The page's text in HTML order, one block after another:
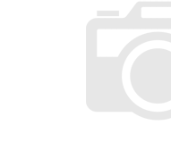
Купить в 1 клик